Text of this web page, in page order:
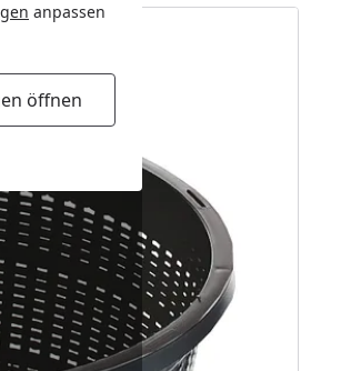
anpassen
öffnen